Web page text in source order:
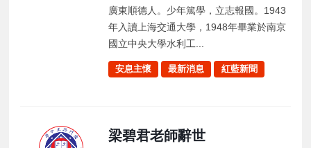
廣東順德人。少年篤學，立志報國。1943
年入讀上海交通大學，1948年畢業於南京
國立中央大學水利工...
安息主懷 最新消息 紅藍新聞
梁碧君老師辭世